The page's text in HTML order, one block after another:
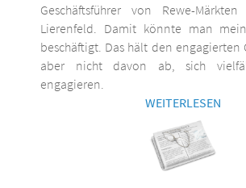
Geschäftsführer von Rewe-
Lierenfeld. Damit könnte man
beschäftigt. Das hält den engagierten
aber nicht davon ab, sich
engagieren.
WEITERLESEN